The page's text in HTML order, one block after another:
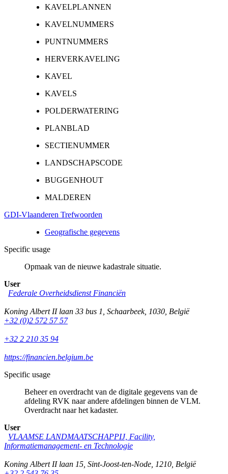
KAVELPLANNEN
KAVELNUMMERS
PUNTNUMMERS
HERVERKAVELING
KAVEL
KAVELS
POLDERWATERING
PLANBLAD
SECTIENUMMER
LANDSCHAPSCODE
BUGGENHOUT
MALDEREN
GDI-Vlaanderen Trefwoorden
Geografische gegevens
Specific usage
Opmaak van de nieuwe kadastrale situatie.
User
Federale Overheidsdienst Financiën
Koning Albert II laan 33 bus 1 Schaarbeek, 1030 België
+32 (0)2 572 57 57
+32 2 210 35 94
https://financien.belgium.be
Specific usage
Beheer en overdracht van de digitale gegevens van de
afdeling RVK naar andere afdelingen binnen de VLM.
Overdracht naar het kadaster.
User
VLAAMSE LANDMAATSCHAPPIJ, Facility,
Informatiemanagement- en Technologie
Koning Albert II laan 15 Sint-Joost-ten-Node 1210 België